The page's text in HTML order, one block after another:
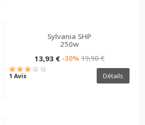
Sylvania SHP
250w
13,93 € -30% 19,90 €
1 Avis Détails